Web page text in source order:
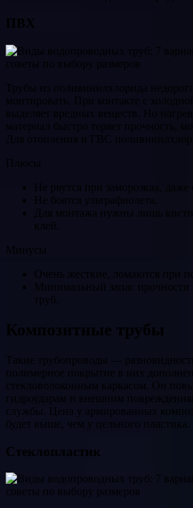
ПВХ
Трубы из поливинилхлорида
монтировать. При контакте с
выделяет вредных веществ. Но
материал быстро теряет прочность,
Для отопления и ГВС
Плюсы
Не рвутся при заморозках, даже
Не боятся ультрафиолета.
Для монтажа нужны лишь
клей.
Минусы
Очень жесткие, ломаются при
Минимальный запас прочности
труб.
Композитные трубы
Такие трубопроводы —
полимерное покрытие в них
стекловолоконным каркасом. Он
гидроударам и внешним
службы. Цена у армированных
будет выше, чем у цельного пластика.
Стеклопластик